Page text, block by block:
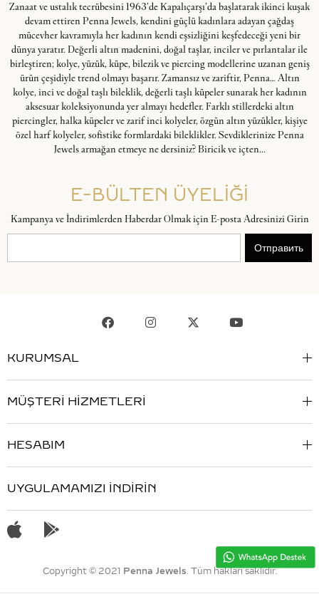
Zanaat ve ustalık tecrübesini 1963’de Kapalıçarşı’da başlatarak ikinci kuşak
devam ettiren Penna Jewels, kendini güçlü kadınlara adayan çağdaş
mücevher kavramıyla her kadının kendi eşsizliğini keşfedeceği yeni bir
dünya yaratır. Değerli altın madenini, doğal taşlar, inciler ve pırlantalar ile
birleştiren; kolye, yüzük, küpe, bilezik ve piercing modellerine uzanan geniş
ürün çeşidiyle trend olmayı başarır. Zamansız ve zariftir, Penna… Altın
kolye, inci ve doğal taşlı bileklik, değerli taşlı küpeler sunarak her kadının
aksesuar koleksiyonunda yer almayı hedefler. Farklı stillerdeki altın
piercingler, halka küpeler ve zarif inci kolyeler, özgün altın yüzükler, kişiye
özel harf kolyeler, sofistike formlardaki bileklikler. Sevdiklerinize Penna
Jewels armağan etmeye ne dersiniz? Biricik ve içten...
E-BÜLTEN ÜYELİĞİ
Kampanya ve İndirimlerden Haberdar Olmak için E-posta Adresinizi Girin
Отправить
KURUMSAL
MÜŞTERİ HİZMETLERİ
HESABIM
UYGULAMAMIZI İNDİRİN
Copyright © 2021 Penna Jewels. Tüm hakları saklıdır.